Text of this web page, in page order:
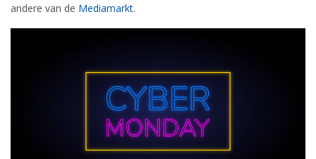
andere van de Mediamarkt.